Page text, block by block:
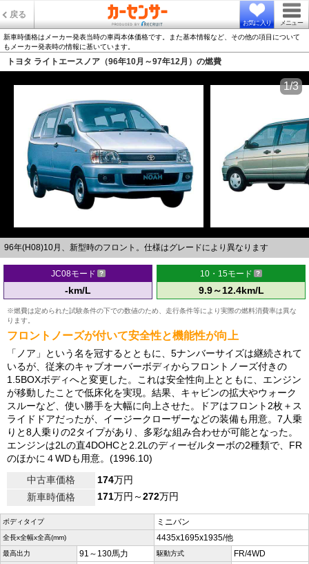
戻る
お気に入り メニュー
新車時価格はメーカー発表当時の車両本体価格です。また基本情報など、その他の項目について
もメーカー発表時の情報に基いています。
トヨタ ライトエースノア（96年10月～97年12月）の燃費
96年(H08)10月、新型時のフロント。仕様はグレードにより異なります
1/3
JC08モード
-km/L
10・15モード
9.9～12.4km/L
※燃費は定められた試験条件の下での数値のため、走行条件等により実際の燃料消費率は異な
ります。
フロントノーズが付いて安全性と機能性が向上
「ノア」という名を冠するとともに、5ナンバーサイズは継続されて
いるが、従来のキャブオーバーボディからフロントノーズ付きの
1.5BOXボディへと変更した。これは安全性向上とともに、エンジン
が移動したことで低床化を実現。結果、キャビンの拡大やウォーク
スルーなど、使い勝手を大幅に向上させた。ドアはフロント2枚＋ス
ライドドアだったが、イージークローザーなどの装備も用意。7人乗
りと8人乗りの2タイプがあり、多彩な組み合わせが可能となった。
エンジンは2Lの直4DOHCと2.2Lのディーゼルターボの2種類で、FR
のほかに４WDも用意。(1996.10)
中古車価格
174万円
新車時価格
171万円～272万円
ボディタイプ ミニバン
全長x全幅x全高(mm) 4435x1695x1935/他
最高出力 91～130馬力 駆動方式 FR/4WD